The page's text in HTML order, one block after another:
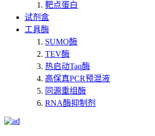
靶点蛋白
试剂盒
工具酶
SUMO酶
TEV酶
热启动Taq酶
高保真PCR预混液
同源重组酶
RNA酶抑制剂